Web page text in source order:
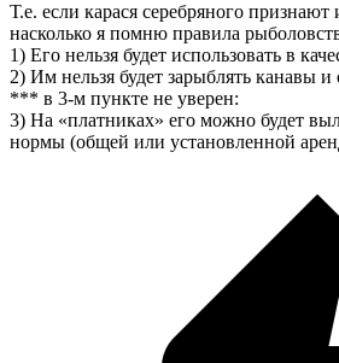
Т.е. если карася серебряного
насколько я помню правила
1) Его нельзя будет использовать в
2) Им нельзя будет зарыблять канавы и
*** в 3-м пункте не уверен:
3) На «платниках» его можно будет
нормы (общей или установленной